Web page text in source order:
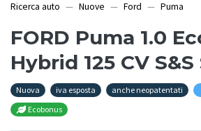
Ricerca auto Nuove Ford Puma
FORD Puma 1.0
Hybrid 125 CV
Nuova iva esposta anche neopatentati
Ecobonus